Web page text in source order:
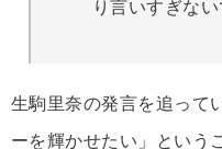
り言いすぎな
生駒里奈の発言を追って
ーを輝かせたい」という